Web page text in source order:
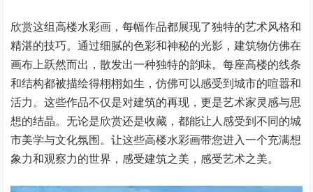
欣赏这组高楼水彩画，每幅作品都展现了独特的艺术风格和
精湛的技巧。通过细腻的色彩和神秘的光影，建筑物仿佛在
画布上跃然而出，散发出一种独特的韵味。每座高楼的线条
和结构都被描绘得栩栩如生，仿佛可以感受到城市的喧嚣和
活力。这些作品不仅是对建筑的再现，更是艺术家灵感与思
想的结晶。无论是欣赏还是收藏，都能让人感受到不同的城
市美学与文化氛围。让这些高楼水彩画带您进入一个充满想
象力和观察力的世界，感受建筑之美，感受艺术之美。